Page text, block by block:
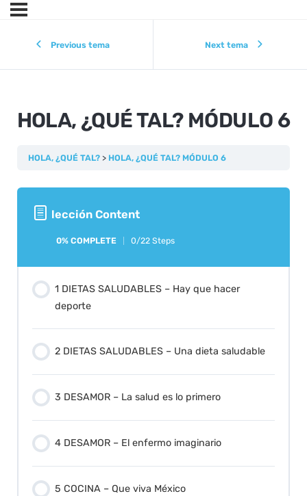
Previous tema Next tema
HOLA, ¿QUÉ TAL? MÓDULO 6
HOLA, ¿QUÉ TAL? HOLA, ¿QUÉ TAL? MÓDULO 6
lección Content
0% COMPLETE 0/22 Steps
1 DIETAS SALUDABLES – Hay que hacer
deporte
2 DIETAS SALUDABLES – Una dieta saludable
3 DESAMOR – La salud es lo primero
4 DESAMOR – El enfermo imaginario
5 COCINA – Que viva México